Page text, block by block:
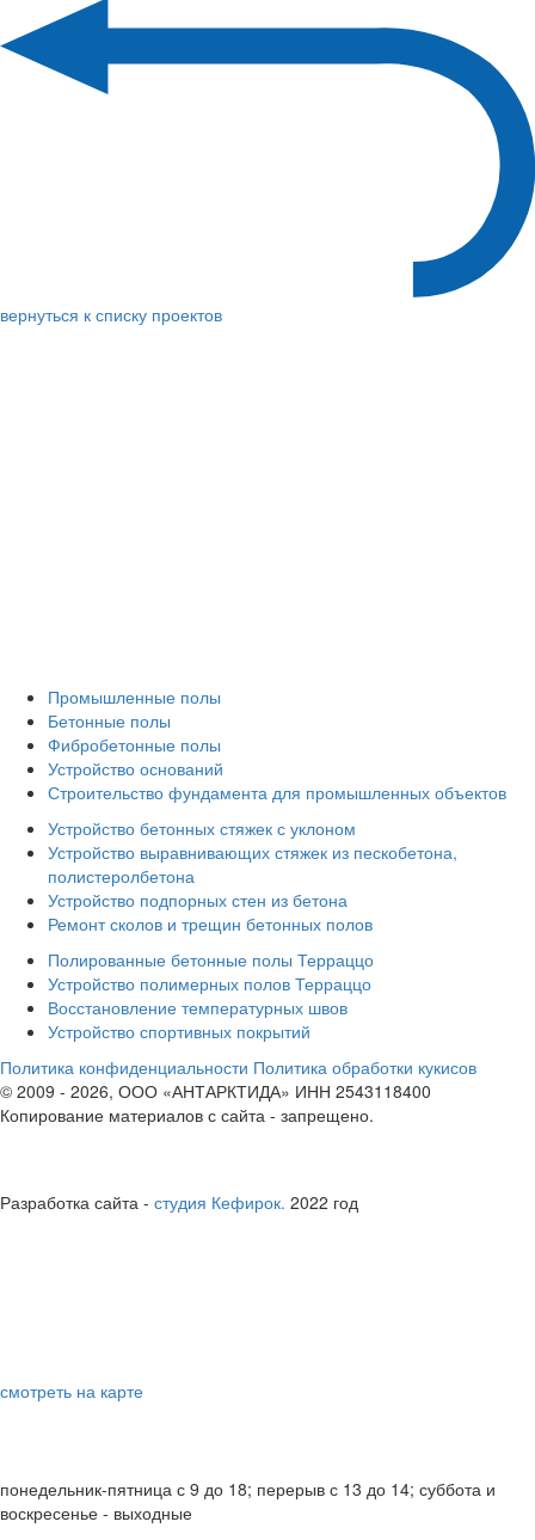
вернуться к списку проектов
Промышленные полы
Бетонные полы
Фибробетонные полы
Устройство оснований
Строительство фундамента для промышленных объектов
Устройство бетонных стяжек с уклоном
Устройство выравнивающих стяжек из пескобетона,
полистеролбетона
Устройство подпорных стен из бетона
Ремонт сколов и трещин бетонных полов
Полированные бетонные полы Терраццо
Устройство полимерных полов Терраццо
Восстановление температурных швов
Устройство спортивных покрытий
Политика конфиденциальности Политика обработки кукисов
© 2009 - 2026, ООО «АНТАРКТИДА» ИНН 2543118400
Копирование материалов с сайта - запрещено.
Разработка сайта - студия Кефирок. 2022 год
смотреть на карте
понедельник-пятница с 9 до 18; перерыв с 13 до 14; суббота и
воскресенье - выходные